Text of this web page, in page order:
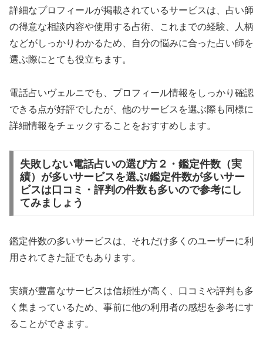
詳細なプロフィールが掲載されているサービスは、占い師
の得意な相談内容や使用する占術、これまでの経験、人柄
などがしっかりわかるため、自分の悩みに合った占い師を
選ぶ際にとても役立ちます。
電話占いヴェルニでも、プロフィール情報をしっかり確認
できる点が好評でしたが、他のサービスを選ぶ際も同様に
詳細情報をチェックすることをおすすめします。
失敗しない電話占いの選び方２・鑑定件数（実
績）が多いサービスを選ぶ/鑑定件数が多いサー
ビスは口コミ・評判の件数も多いので参考にし
てみましょう
鑑定件数の多いサービスは、それだけ多くのユーザーに利
用されてきた証でもあります。
実績が豊富なサービスは信頼性が高く、口コミや評判も多
く集まっているため、事前に他の利用者の感想を参考にす
ることができます。